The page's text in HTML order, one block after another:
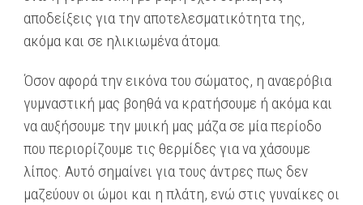
αποδείξεις για την αποτελεσματικότητα της,
ακόμα και σε ηλικιωμένα άτομα.
Όσον αφορά την εικόνα του σώματος, η αναερόβια
γυμναστική μας βοηθά να κρατήσουμε ή ακόμα και
να αυξήσουμε την μυική μας μάζα σε μία περίοδο
που περιορίζουμε τις θερμίδες για να χάσουμε
λίπος. Αυτό σημαίνει για τους άντρες πως δεν
μαζεύουν οι ώμοι και η πλάτη, ενώ στις γυναίκες οι